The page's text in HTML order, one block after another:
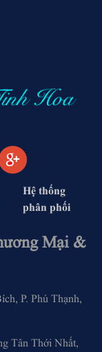
Hệ thống
phân phối
Mại &
P. Phú Thạnh,
Tân Thới Nhất,